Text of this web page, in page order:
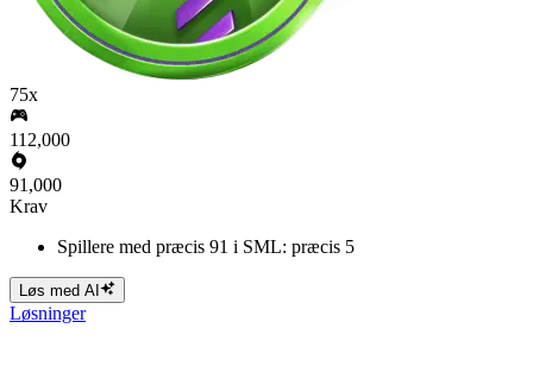
75x
112,000
91,000
Krav
Spillere med præcis 91 i SML: præcis 5
Løs med AI
Løsninger